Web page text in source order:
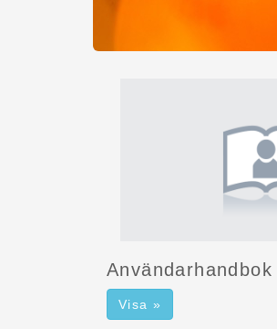
Användarhandbok
Visa »